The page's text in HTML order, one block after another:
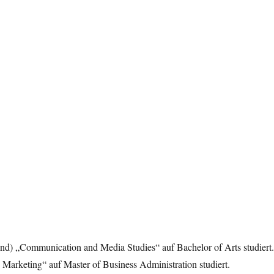
„Communication and Media Studies“ auf Bachelor of Arts studiert.
auf Master of Business Administration studiert.